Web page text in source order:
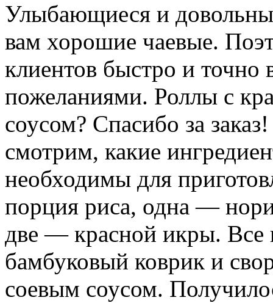
Улыбающиеся и
вам хорошие чаевые.
клиентов быстро и точно
пожеланиями. Роллы с
соусом? Спасибо за
смотрим, какие
необходимы для
порция риса, одна —
две — красной икры. Все
бамбуковый коврик и
соевым соусом.